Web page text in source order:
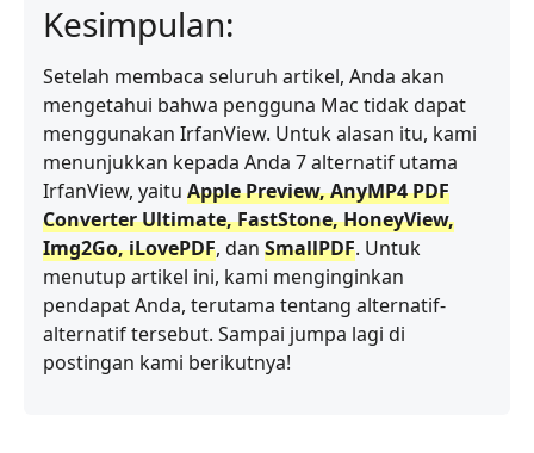
Kesimpulan:
Setelah membaca seluruh artikel, Anda akan
mengetahui bahwa pengguna Mac tidak dapat
menggunakan IrfanView. Untuk alasan itu, kami
menunjukkan kepada Anda 7 alternatif utama
IrfanView, yaitu Apple Preview, AnyMP4 PDF
Converter Ultimate, FastStone, HoneyView,
Img2Go, iLovePDF, dan SmallPDF. Untuk
menutup artikel ini, kami menginginkan
pendapat Anda, terutama tentang alternatif-
alternatif tersebut. Sampai jumpa lagi di
postingan kami berikutnya!